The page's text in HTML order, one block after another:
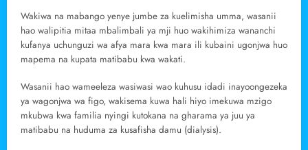
Wakiwa na mabango yenye jumbe za kuelimisha umma, wasanii
hao walipitia mitaa mbalimbali ya mji huo wakihimiza wananchi
kufanya uchunguzi wa afya mara kwa mara ili kubaini ugonjwa huo
mapema na kupata matibabu kwa wakati.
Wasanii hao wameeleza wasiwasi wao kuhusu idadi inayoongezeka
ya wagonjwa wa figo, wakisema kuwa hali hiyo imekuwa mzigo
mkubwa kwa familia nyingi kutokana na gharama ya juu ya
matibabu na huduma za kusafisha damu (dialysis).